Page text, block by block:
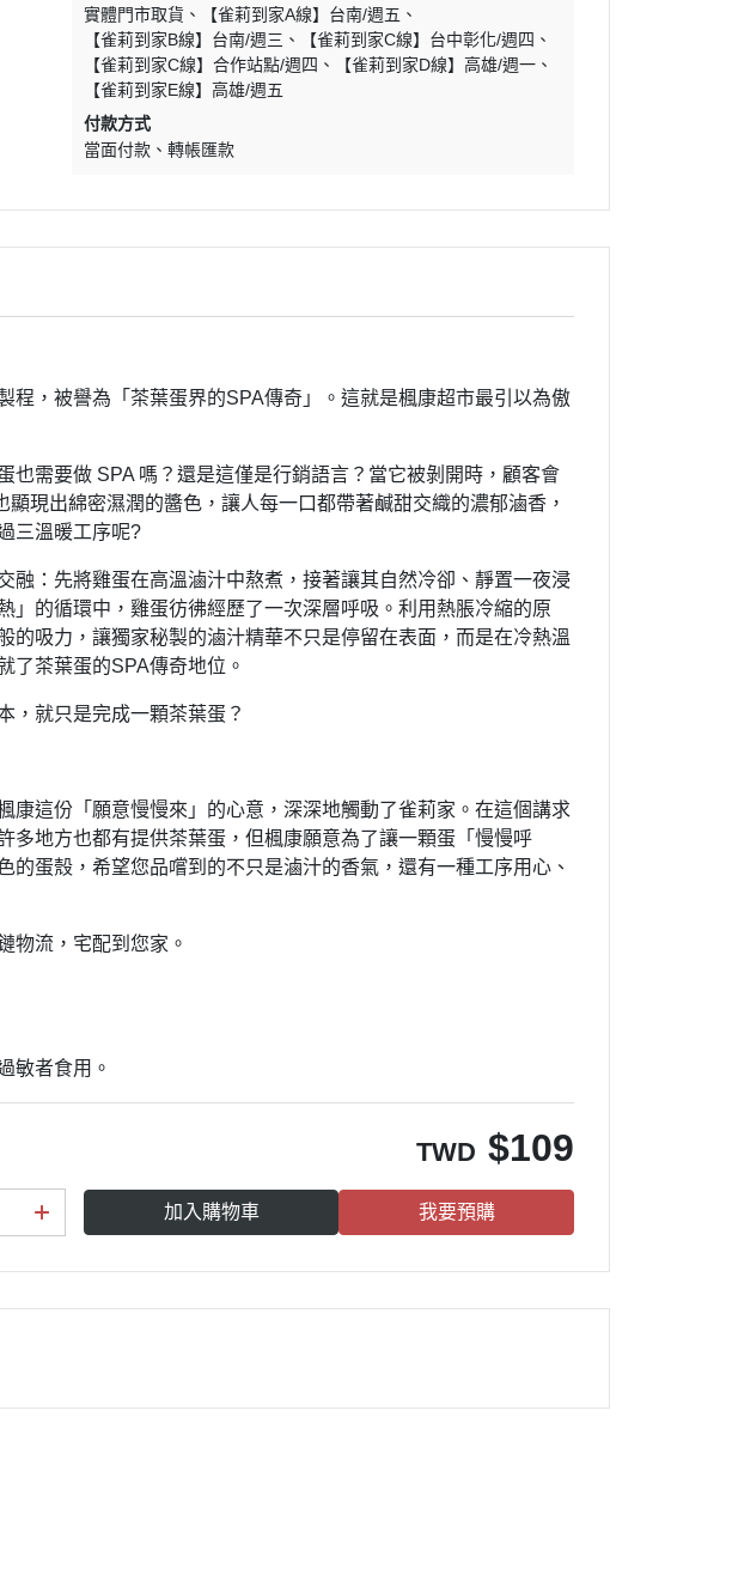
實體門市取貨
【雀莉到家A線】台南/週五
【雀莉到家B線】台南/週三
【雀莉到家C線】台中彰化/週四
【雀莉到家C線】合作站點/週四
【雀莉到家D線】高雄/週一
【雀莉到家E線】高雄/週五
付款方式
當面付款
轉帳匯款
程，被譽為「茶葉蛋界的SPA傳奇」。這就是楓康超市最引以為傲
也需要做 SPA 嗎？還是這僅是行銷語言？當它被剝開時，顧客會
現出綿密濕潤的醬色，讓人每一口都帶著鹹甜交織的濃郁滷香，
三溫暖工序呢?
融：先將雞蛋在高溫滷汁中熬煮，接著讓其自然冷卻、靜置一夜浸
」的循環中，雞蛋彷彿經歷了一次深層呼吸。利用熱脹冷縮的原
的吸力，讓獨家秘製的滷汁精華不只是停留在表面，而是在冷熱溫
了茶葉蛋的SPA傳奇地位。
，就只是完成一顆茶葉蛋？
康這份「願意慢慢來」的心意，深深地觸動了雀莉家。在這個講求
多地方也都有提供茶葉蛋，但楓康願意為了讓一顆蛋「慢慢呼
蛋殼，希望您品嚐到的不只是滷汁的香氣，還有一種工序用心、
物流，宅配到您家。
敏者食用。
TWD $109
加入購物車 我要預購